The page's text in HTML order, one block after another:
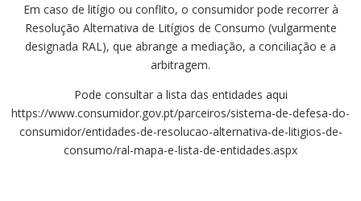
Em caso de litígio ou conflito, o consumidor pode recorrer à
Resolução Alternativa de Litígios de Consumo (vulgarmente
designada RAL), que abrange a mediação, a conciliação e a
arbitragem.
Pode consultar a lista das entidades aqui
https://www.consumidor.gov.pt/parceiros/sistema-de-defesa-do-
consumidor/entidades-de-resolucao-alternativa-de-litigios-de-
consumo/ral-mapa-e-lista-de-entidades.aspx